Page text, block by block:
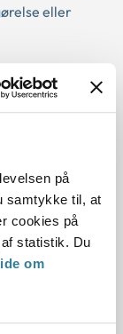
på
samtykke til, at
cookies på
statistik. Du
om
eller
dispensere
der i sag nr.
praksis.